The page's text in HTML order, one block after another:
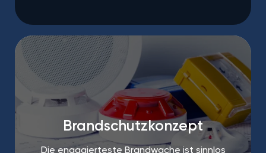
Brandschutzkonzept
Die engagierteste Brandwache ist sinnlos